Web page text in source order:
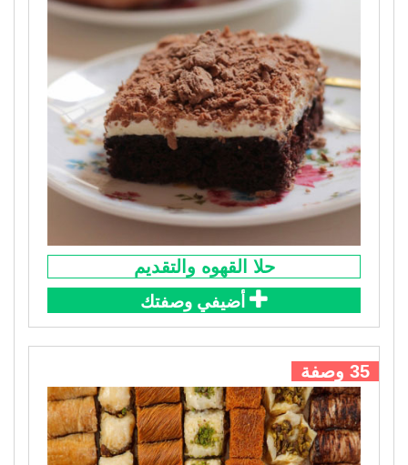
حلا القهوه والتقديم
أضيفي وصفتك
35 وصفة